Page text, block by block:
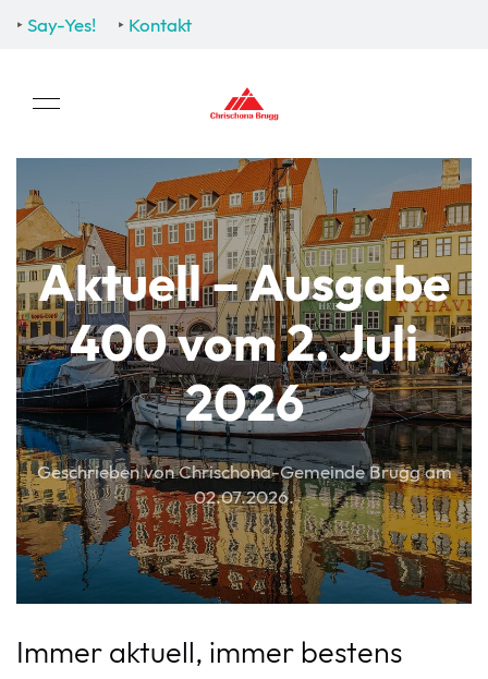
‣Say-Yes! ‣ Kontakt
Aktuell – Ausgabe
400 vom 2. Juli
2026
Geschrieben von Chrischona-Gemeinde Brugg am
02.07.2026.
Immer aktuell, immer bestens